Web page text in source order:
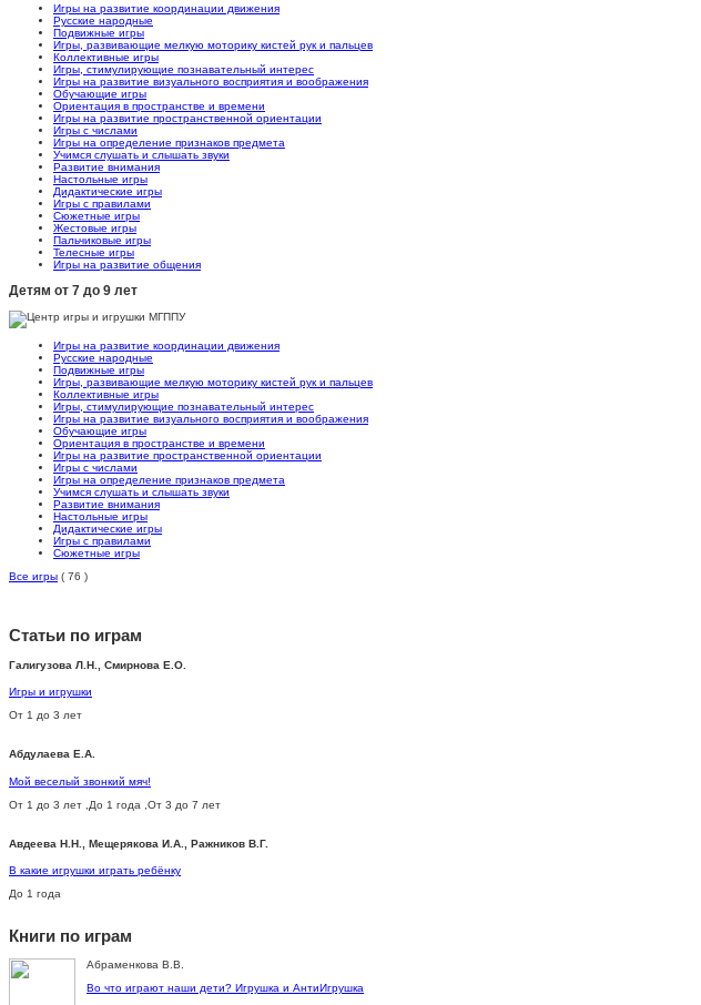
Игры на развитие координации движения
Русские народные
Подвижные игры
Игры, развивающие мелкую моторику кистей рук и пальцев
Коллективные игры
Игры, стимулирующие познавательный интерес
Игры на развитие визуального восприятия и воображения
Обучающие игры
Ориентация в пространстве и времени
Игры на развитие пространственной ориентации
Игры с числами
Игры на определение признаков предмета
Учимся слушать и слышать звуки
Развитие внимания
Настольные игры
Дидактические игры
Игры с правилами
Сюжетные игры
Жестовые игры
Пальчиковые игры
Телесные игры
Игры на развитие общения
Детям от 7 до 9 лет
Игры на развитие координации движения
Русские народные
Подвижные игры
Игры, развивающие мелкую моторику кистей рук и пальцев
Коллективные игры
Игры, стимулирующие познавательный интерес
Игры на развитие визуального восприятия и воображения
Обучающие игры
Ориентация в пространстве и времени
Игры на развитие пространственной ориентации
Игры с числами
Игры на определение признаков предмета
Учимся слушать и слышать звуки
Развитие внимания
Настольные игры
Дидактические игры
Игры с правилами
Сюжетные игры
Все игры ( 76 )
Статьи по играм
Галигузова Л.Н., Смирнова Е.О.
Игры и игрушки
От 1 до 3 лет
Абдулаева Е.А.
Мой веселый звонкий мяч!
От 1 до 3 лет ,До 1 года ,От 3 до 7 лет
Авдеева Н.Н., Мещерякова И.А., Ражников В.Г.
В какие игрушки играть ребёнку
До 1 года
Книги по играм
Абраменкова В.В.
Во что играют наши дети? Игрушка и АнтиИгрушка